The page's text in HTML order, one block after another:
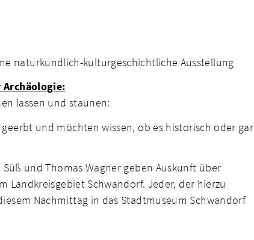
naturkundlich-kulturgeschichtliche Ausstellung
lassen und staunen:
und möchten wissen, ob es historisch oder gar
und Thomas Wagner geben Auskunft über
Landkreisgebiet Schwandorf. Jeder, der hierzu
Nachmittag in das Stadtmuseum Schwandorf